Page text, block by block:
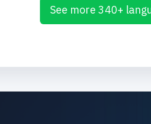
See more 340+